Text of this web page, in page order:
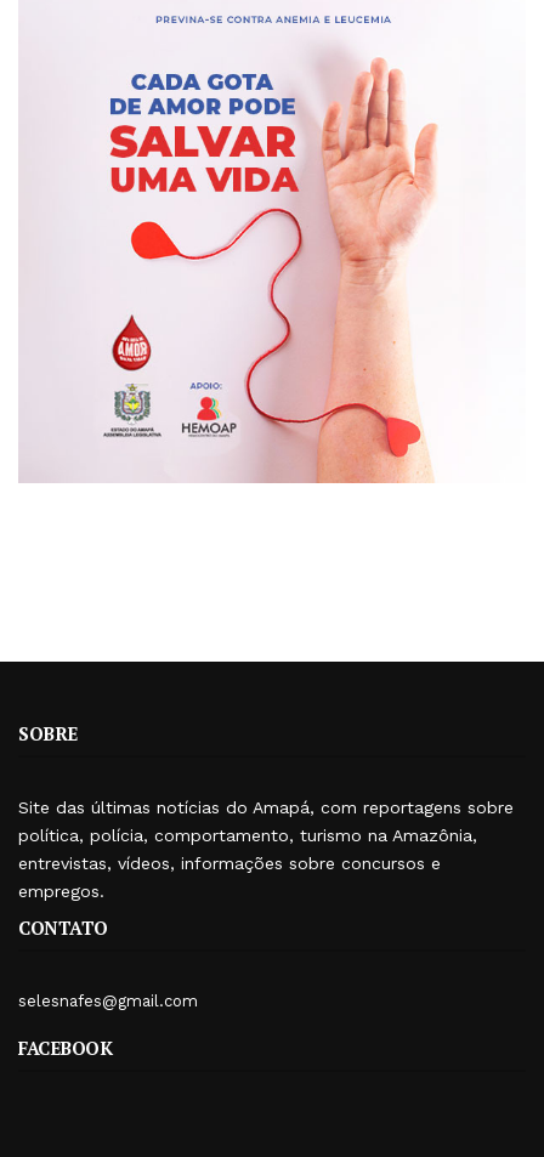
SOBRE
Site das últimas notícias do Amapá, com reportagens sobre
política, polícia, comportamento, turismo na Amazônia,
entrevistas, vídeos, informações sobre concursos e
empregos.
CONTATO
selesnafes@gmail.com
FACEBOOK